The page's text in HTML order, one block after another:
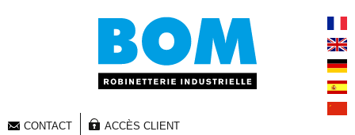
CONTACT ACCÈS CLIENT